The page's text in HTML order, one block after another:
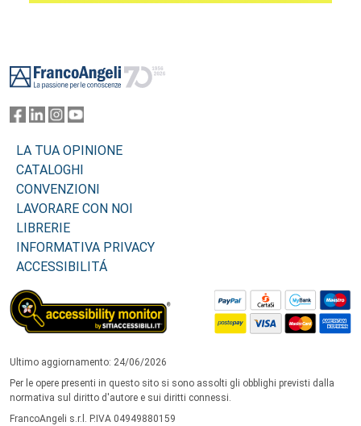
LA TUA OPINIONE
CATALOGHI
CONVENZIONI
LAVORARE CON NOI
LIBRERIE
INFORMATIVA PRIVACY
ACCESSIBILITÁ
Ultimo aggiornamento: 24/06/2026
Per le opere presenti in questo sito si sono assolti gli obblighi previsti dalla
normativa sul diritto d'autore e sui diritti connessi.
FrancoAngeli s.r.l. P.IVA 04949880159